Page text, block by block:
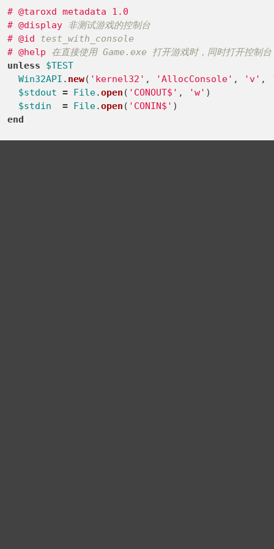
# @taroxd metadata 1.0
# @display 非测试游戏的控制台
# @id
test_with_console
# @help
在直接使用 Game.exe 打开游戏时，同时打开控制台
unless
$TEST
Win32API . new( 'kernel32' , 'AllocConsole' , 'v' ,
$stdout = File.open ( 'CONOUT$' , 'w' )
$stdin
= File.open ( 'CONIN$' )
end